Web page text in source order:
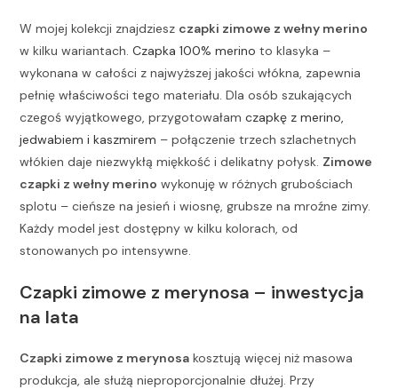
W mojej kolekcji znajdziesz czapki zimowe z wełny merino
w kilku wariantach. Czapka 100% merino to klasyka –
wykonana w całości z najwyższej jakości włókna, zapewnia
pełnię właściwości tego materiału. Dla osób szukających
czegoś wyjątkowego, przygotowałam czapkę z merino,
jedwabiem i kaszmirem – połączenie trzech szlachetnych
włókien daje niezwykłą miękkość i delikatny połysk. Zimowe
czapki z wełny merino wykonuję w różnych grubościach
splotu – cieńsze na jesień i wiosnę, grubsze na mroźne zimy.
Każdy model jest dostępny w kilku kolorach, od
stonowanych po intensywne.
Czapki zimowe z merynosa – inwestycja
na lata
Czapki zimowe z merynosa kosztują więcej niż masowa
produkcja, ale służą nieproporcjonalnie dłużej. Przy